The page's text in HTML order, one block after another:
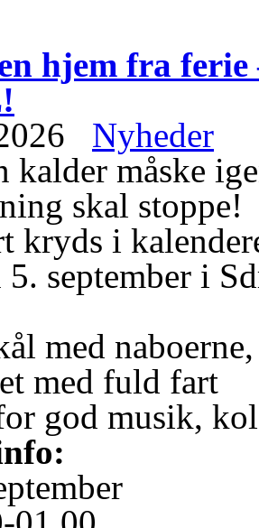
hjem fra
Nyheder
kalder måske
skal stoppe!
kryds i
september i
med
med fuld fart
god musik,